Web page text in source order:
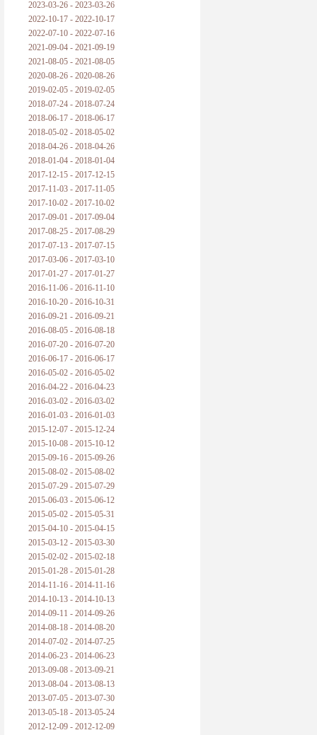
2023-03-26 - 2023-03-26
2022-10-17 - 2022-10-17
2022-07-10 - 2022-07-16
2021-09-04 - 2021-09-19
2021-08-05 - 2021-08-05
2020-08-26 - 2020-08-26
2019-02-05 - 2019-02-05
2018-07-24 - 2018-07-24
2018-06-17 - 2018-06-17
2018-05-02 - 2018-05-02
2018-04-26 - 2018-04-26
2018-01-04 - 2018-01-04
2017-12-15 - 2017-12-15
2017-11-03 - 2017-11-05
2017-10-02 - 2017-10-02
2017-09-01 - 2017-09-04
2017-08-25 - 2017-08-29
2017-07-13 - 2017-07-15
2017-03-06 - 2017-03-10
2017-01-27 - 2017-01-27
2016-11-06 - 2016-11-10
2016-10-20 - 2016-10-31
2016-09-21 - 2016-09-21
2016-08-05 - 2016-08-18
2016-07-20 - 2016-07-20
2016-06-17 - 2016-06-17
2016-05-02 - 2016-05-02
2016-04-22 - 2016-04-23
2016-03-02 - 2016-03-02
2016-01-03 - 2016-01-03
2015-12-07 - 2015-12-24
2015-10-08 - 2015-10-12
2015-09-16 - 2015-09-26
2015-08-02 - 2015-08-02
2015-07-29 - 2015-07-29
2015-06-03 - 2015-06-12
2015-05-02 - 2015-05-31
2015-04-10 - 2015-04-15
2015-03-12 - 2015-03-30
2015-02-02 - 2015-02-18
2015-01-28 - 2015-01-28
2014-11-16 - 2014-11-16
2014-10-13 - 2014-10-13
2014-09-11 - 2014-09-26
2014-08-18 - 2014-08-20
2014-07-02 - 2014-07-25
2014-06-23 - 2014-06-23
2013-09-08 - 2013-09-21
2013-08-04 - 2013-08-13
2013-07-05 - 2013-07-30
2013-05-18 - 2013-05-24
2012-12-09 - 2012-12-09